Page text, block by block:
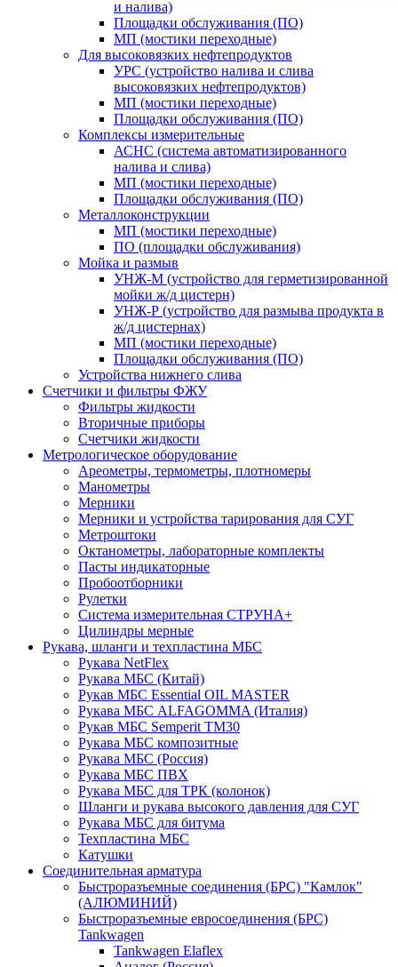
и налива)
Площадки обслуживания (ПО)
МП (мостики переходные)
Для высоковязких нефтепродуктов
УРС (устройство налива и слива
высоковязких нефтепродуктов)
МП (мостики переходные)
Площадки обслуживания (ПО)
Комплексы измерительные
АСНС (система автоматизированного
налива и слива)
МП (мостики переходные)
Площадки обслуживания (ПО)
Металлоконструкции
МП (мостики переходные)
ПО (площадки обслуживания)
Мойка и размыв
УНЖ-М (устройство для герметизированной
мойки ж/д цистерн)
УНЖ-Р (устройство для размыва продукта в
ж/д цистернах)
МП (мостики переходные)
Площадки обслуживания (ПО)
Устройства нижнего слива
Счетчики и фильтры ФЖУ
Фильтры жидкости
Вторичные приборы
Счетчики жидкости
Метрологическое оборудование
Ареометры, термометры, плотномеры
Манометры
Мерники
Мерники и устройства тарирования для СУГ
Метроштоки
Октанометры, лабораторные комплекты
Пасты индикаторные
Пробоотборники
Рулетки
Система измерительная СТРУНА+
Цилиндры мерные
Рукава, шланги и техпластина МБС
Рукава NetFlex
Рукава МБС (Китай)
Рукав МБС Essential OIL MASTER
Рукава МБС ALFAGOMMA (Италия)
Рукав МБС Semperit TM30
Рукава МБС композитные
Рукава МБС (Россия)
Рукава МБС ПВХ
Рукава МБС для ТРК (колонок)
Шланги и рукава высокого давления для СУГ
Рукава МБС для битума
Техпластина МБС
Катушки
Соединительная арматура
Быстроразъемные соединения (БРС) "Камлок"
(АЛЮМИНИЙ)
Быстроразъемные евросоединения (БРС)
Tankwagen
Tankwagen Elaflex